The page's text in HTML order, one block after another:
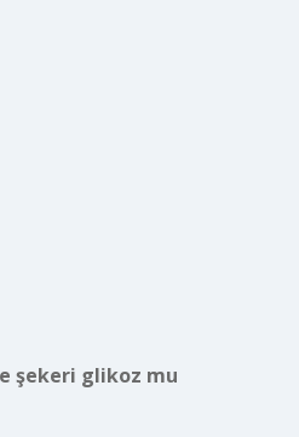
şekeri glikoz mu